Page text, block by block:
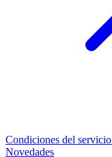
Condiciones del servicio
Novedades